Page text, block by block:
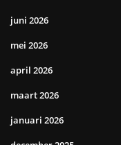
juni 2026
mei 2026
april 2026
maart 2026
januari 2026